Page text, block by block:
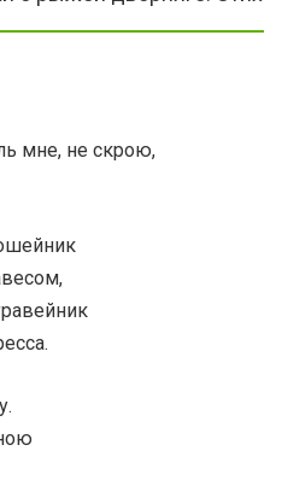
мне, не скрою,